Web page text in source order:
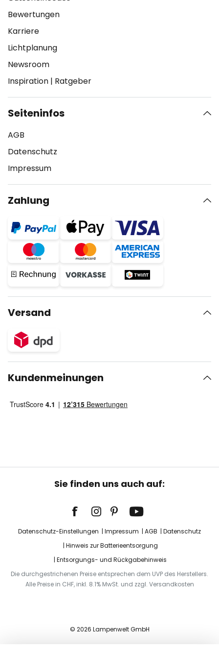
Bewertungen
Karriere
Lichtplanung
Newsroom
Inspiration | Ratgeber
Seiteninfos
AGB
Datenschutz
Impressum
Zahlung
Versand
Kundenmeinungen
Sie finden uns auch auf:
Datenschutz-Einstellungen Impressum AGB
Datenschutz
Hinweis zur Batterieentsorgung
Entsorgungs- und Rückgabehinweis
Die durchgestrichenen Preise entsprechen dem UVP des Herstellers.
Alle Preise in CHF, inkl. 8.1% MwSt. und zzgl. Versandkosten
© 2026 Lampenwelt GmbH